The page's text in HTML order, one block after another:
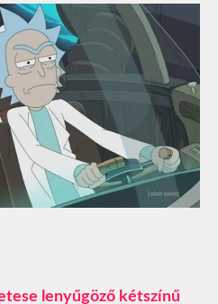
lenyűgöző kétszínű